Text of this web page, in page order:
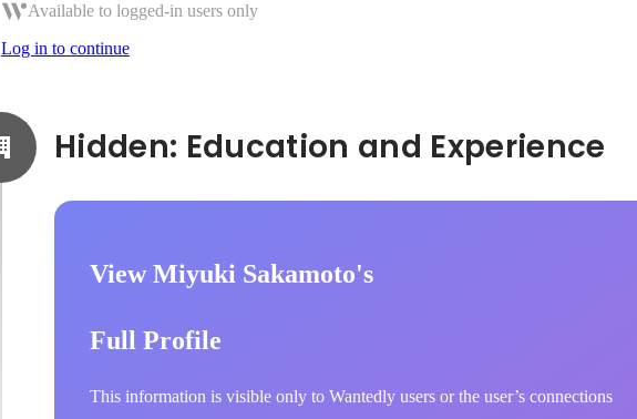
Available to logged-in users only
Log in to continue
View Miyuki Sakamoto's
Full Profile
This information is visible only to Wantedly users or the user’s connections